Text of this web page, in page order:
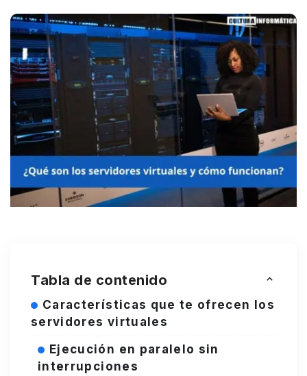
Tabla de contenido
Características que te ofrecen los
servidores virtuales
Ejecución en paralelo sin
interrupciones